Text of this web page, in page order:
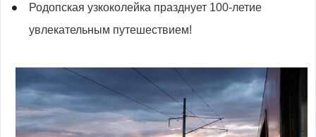
Родопская узкоколейка празднует 100-летие
увлекательным путешествием!